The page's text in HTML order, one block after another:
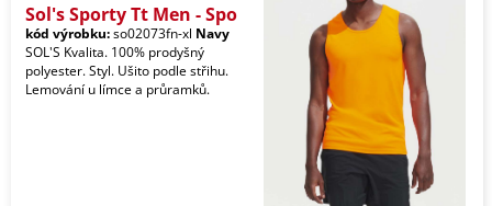
Sol's Sporty Tt Men - Spo
kód výrobku:so02073fn-xl Navy
SOL'S Kvalita. 100% prodyšný
polyester. Styl. Ušito podle střihu.
Lemování u límce a průramků.